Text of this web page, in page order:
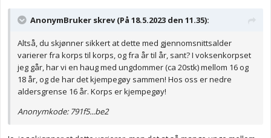
AnonymBruker skrev (På 18.5.2023 den 11.35):
Altså, du skjønner sikkert at dette med gjennomsnittsalder
varierer fra korps til korps, og fra år til år, sant? I voksenkorpset
jeg går, har vi en haug med ungdommer (ca 20stk) mellom 16 og
18 år, og de har det kjempegøy sammen! Hos oss er nedre
aldersgrense 16 år. Korps er kjempegøy!
Anonymkode: 791f5...be2